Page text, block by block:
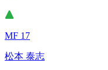
MF 17
松本 泰志